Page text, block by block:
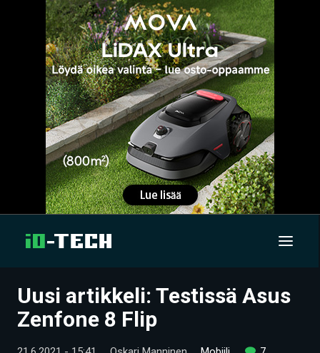
UUTISET
Uusi artikkeli: Testissä Asus
Zenfone 8 Flip